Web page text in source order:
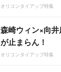
オリコンタイアップ特集
森崎ウィン×向
が止まらん！
オリコンタイアップ特集